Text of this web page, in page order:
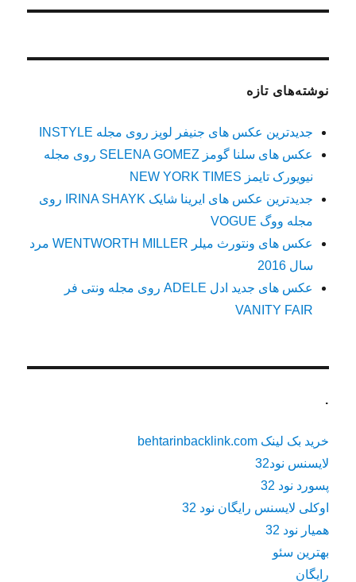
نوشته‌های تازه
جدیدترین عکس های جنیفر لوپز روی مجله INSTYLE
عکس های سلنا گومز SELENA GOMEZ روی مجله
نیویورک تایمز NEW YORK TIMES
جدیدترین عکس های ایرینا شایک IRINA SHAYK روی
مجله ووگ VOGUE
عکس های ونتورث میلر WENTWORTH MILLER مرد
سال 2016
عکس های جدید ادل ADELE روی مجله ونتی فر
VANITY FAIR
.
خرید بک لینک behtarinbacklink.com
لایسنس نود32
پسورد نود 32
اوکلی لایسنس رایگان نود 32
همیار نود 32
بهترین سئو
رایگان